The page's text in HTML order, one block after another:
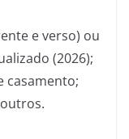
e verso) ou
(2026);
casamento;